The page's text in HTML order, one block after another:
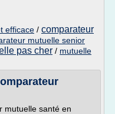
efficace / comparateur
mutuelle senior
pas cher / mutuelle
mutuelle santé en